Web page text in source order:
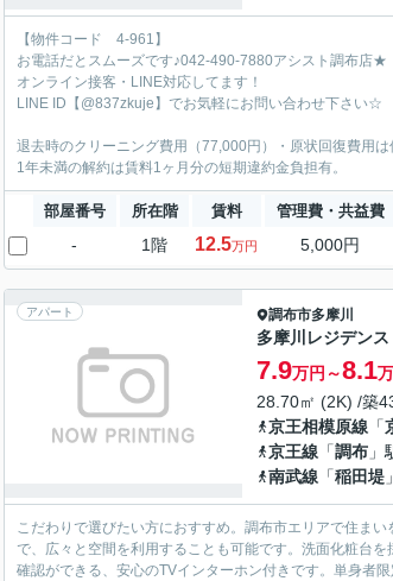
【物件コード 4-961】
お電話だとスムーズです♪042-490-7880アシスト調布店★
オンライン接客・LINE対応してます！
LINE ID【@837zkuje】でお気軽にお問い合わせ下さい☆
退去時のクリーニング費用（77,000円）・原状回復費用
1年未満の解約は賃料1ヶ月分の短期違約金負担有。
部屋番号 所在階 賃料 管理費・共益費
- 1階 12.5万円 5,000円
アパート 調布市多摩川
多摩川レジデンス
7.9万円～8.1
28.70㎡ (2K) /築
京王相模原線 「
京王線 「調布 」
南武線 「稲田堤
こだわりで選びたい方におすすめ。調布市エリアで住ま
で、広々と空間を利用することも可能です。洗面化粧台
確認ができる、安心のTVインターホン付きです。単身者